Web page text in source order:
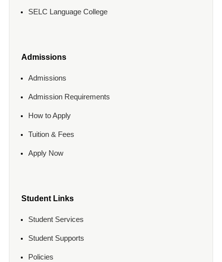
SELC Language College
Admissions
Admissions
Admission Requirements
How to Apply
Tuition & Fees
Apply Now
Student Links
Student Services
Student Supports
Policies